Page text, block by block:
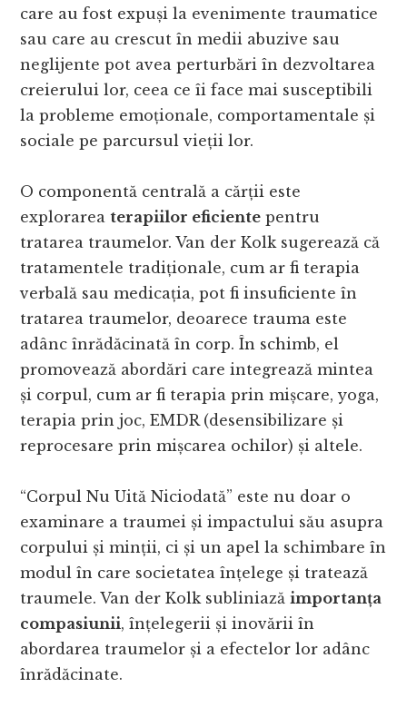
care au fost expuși la evenimente traumatice
sau care au crescut în medii abuzive sau
neglijente pot avea perturbări în dezvoltarea
creierului lor, ceea ce îi face mai susceptibili
la probleme emoționale, comportamentale și
sociale pe parcursul vieții lor.
O componentă centrală a cărții este
explorareaterapiilor eficiente pentru
tratarea traumelor. Van der Kolk sugerează că
tratamentele tradiționale, cum ar fi terapia
verbală sau medicația, pot fi insuficiente în
tratarea traumelor, deoarece trauma este
adânc înrădăcinată în corp. În schimb, el
promovează abordări care integrează mintea
și corpul, cum ar fi terapia prin mișcare, yoga,
terapia prin joc, EMDR (desensibilizare și
reprocesare prin mișcarea ochilor) și altele.
“Corpul Nu Uită Niciodată” este nu doar o
examinare a traumei și impactului său asupra
corpului și minții, ci și un apel la schimbare în
modul în care societatea înțelege și tratează
traumele. Van der Kolk subliniazăimportanța
compasiunii, înțelegerii și inovării în
abordarea traumelor și a efectelor lor adânc
înrădăcinate.